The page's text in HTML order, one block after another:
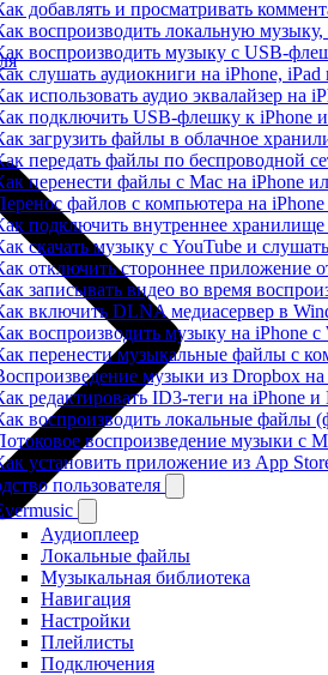
добавлять и просматривать
воспроизводить локальную
воспроизводить музыку с USB-
слушать аудиокниги на iPhone,
использовать аудио эквалайзер на
подключить USB-флешку к iPhone
загрузить файлы в облачное
передать файлы по беспроводной
перенести файлы с Mac на iPhone
файлов с компьютера на
подключить внутреннее
скачать музыку с YouTube и
отключить стороннее приложение
записывать видео во время
включить DLNA медиасервер в
воспроизводить музыку на iPhone
перенести музыкальные файлы с
музыки из Dropbox
редактировать ID3-теги на iPhone и
воспроизводить локальные файлы
воспроизведение музыки с
установить приложение из App
пользователя
Аудиоплеер
Локальные файлы
Музыкальная библиотека
Навигация
Настройки
Плейлисты
Подключения